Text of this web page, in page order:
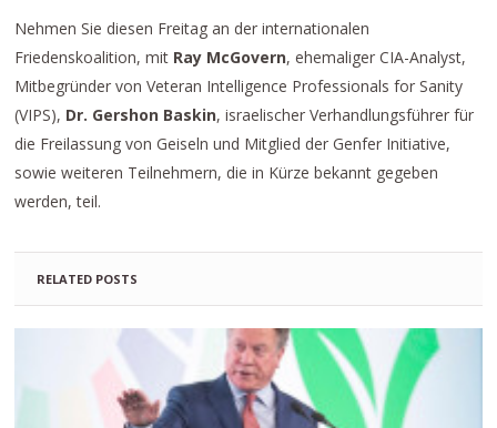
Nehmen Sie diesen Freitag an der internationalen
Friedenskoalition, mit Ray McGovern, ehemaliger CIA-Analyst,
Mitbegründer von Veteran Intelligence Professionals for Sanity
(VIPS), Dr. Gershon Baskin, israelischer Verhandlungsführer für
die Freilassung von Geiseln und Mitglied der Genfer Initiative,
sowie weiteren Teilnehmern, die in Kürze bekannt gegeben
werden, teil.
RELATED POSTS